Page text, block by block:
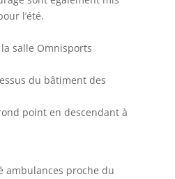
l’été.
salle Omnisports
du bâtiment des
point en descendant à
ambulances proche du